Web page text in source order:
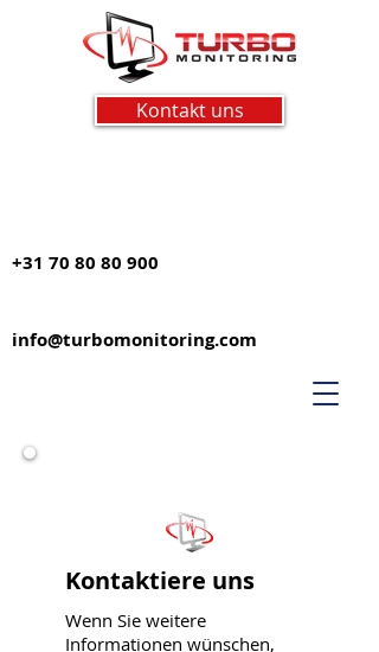
+31 70 80 80 900
info@turbomonitoring.com
Kontakt uns
Kontaktiere uns
Wenn Sie weitere
Informationen wünschen,